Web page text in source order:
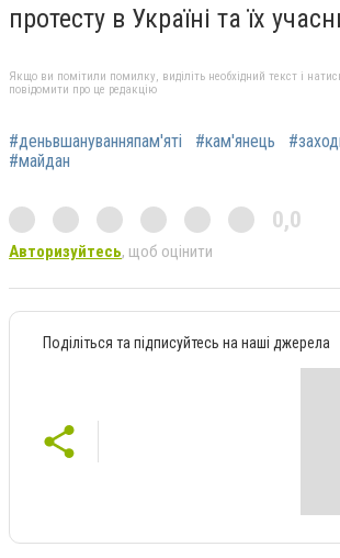
протесту в Україні та їх
Якщо ви помітили помилку, виділіть необхідний текст і
повідомити про це редакцію
#деньвшануванняпам'яті #кам'янець
#майдан
0,0
Авторизуйтесь, щоб оцінити
Поділіться та підписуйтесь на наші джерела